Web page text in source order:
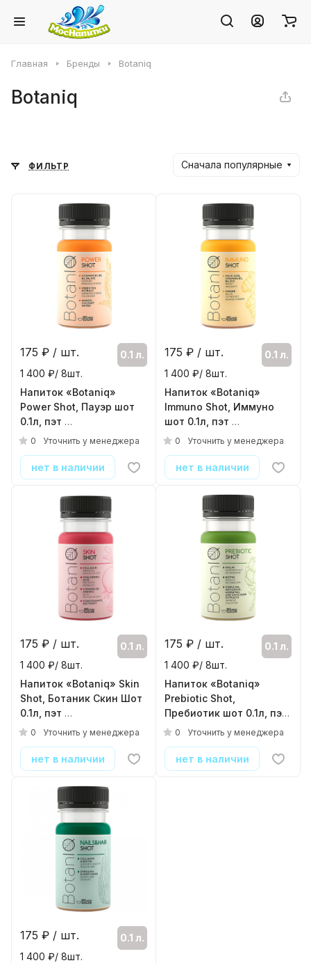
Главная Бренды Botaniq
Botaniq
ФИЛЬТР Сначала популярные
175 ₽ / шт.
0.1 л.
1 400 ₽/ 8шт.
Напиток «Botaniq»
Power Shot, Пауэр шот
0.1л, пэт
( 8шт./уп. )
0 Уточнить у менеджера
нет в наличии
175 ₽ / шт.
0.1 л.
1 400 ₽/ 8шт.
Напиток «Botaniq»
Immuno Shot, Иммуно
шот 0.1л, пэт
( 8шт./уп. )
0 Уточнить у менеджера
нет в наличии
175 ₽ / шт.
0.1 л.
1 400 ₽/ 8шт.
Напиток «Botaniq» Skin
Shot, Ботаник Скин Шот
0.1л, пэт
( 8шт./уп. )
0 Уточнить у менеджера
нет в наличии
175 ₽ / шт.
0.1 л.
1 400 ₽/ 8шт.
Напиток «Botaniq»
Prebiotic Shot,
Пребиотик шот 0.1л, пэт
( 8шт./уп. )
0 Уточнить у менеджера
нет в наличии
175 ₽ / шт.
0.1 л.
1 400 ₽/ 8шт.